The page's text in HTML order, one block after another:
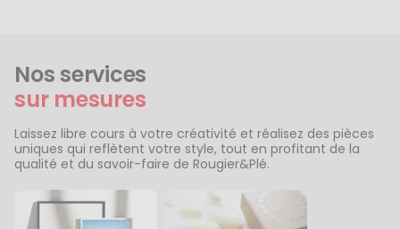
Nos services
sur mesures
Laissez libre cours à votre créativité et réalisez des pièces
uniques qui reflètent votre style, tout en profitant de la
qualité et du savoir-faire de Rougier&Plé.